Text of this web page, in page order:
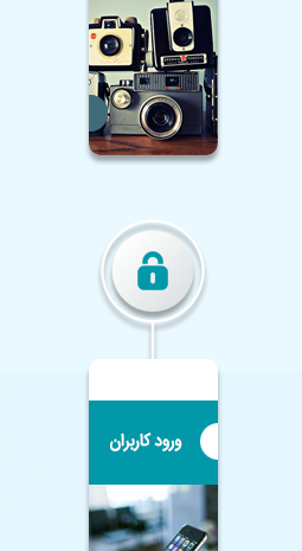
♦ همکلاسی
♦آموزش و پرورش اصفهان
♦مرکز تحقیقات معلم
♦خانه ریاضیات اصفهان